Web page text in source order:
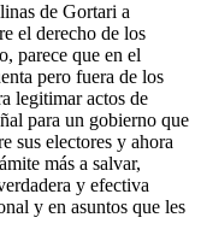
de Gortari a
el derecho de los
parece que en el
pero fuera de los
legitimar actos de
para un gobierno que
sus electores y ahora
más a salvar,
y efectiva
y en asuntos que les